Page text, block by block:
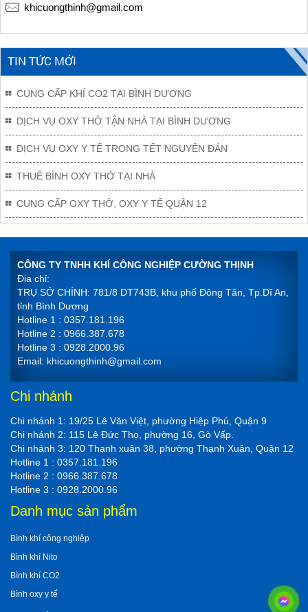
khicuongthinh@gmail.com
TIN TỨC MỚI
CUNG CẤP KHÍ CO2 TẠI BÌNH DƯƠNG
DỊCH VỤ OXY THỞ TẬN NHÀ TẠI BÌNH DƯƠNG
DỊCH VỤ OXY Y TẾ TRONG TẾT NGUYÊN ĐÁN
THUÊ BÌNH OXY THỞ TẠI NHÀ
CUNG CẤP OXY THỞ, OXY Y TẾ QUẬN 12
CÔNG TY TNHH KHÍ CÔNG NGHIỆP CƯỜNG THỊNH
Địa chỉ:
TRỤ SỞ CHÍNH: 781/8 DT743B, khu phố Đông Tân, Tp.Dĩ An,
tỉnh Bình Dương
Hotline 1 : 0357.181.196
Hotline 2 : 0966.387.678
Hotline 3 : 0928.2000.96
Email: khicuongthinh@gmail.com
Chi nhánh
Chi nhánh 1: 19/25 Lê Văn Việt, phường Hiệp Phú, Quận 9
Chi nhánh 2: 115 Lê Đức Thọ, phường 16, Gò Vấp.
Chi nhánh 3: 120 Thạnh xuân 38, phường Thạnh Xuân, Quận 12
Hotline 1 : 0357.181.196
Hotline 2 : 0966.387.678
Hotline 3 : 0928.2000.96
Danh mục sản phẩm
Bình khí công nghiệp
Bình khí Nito
Bình khí CO2
Bình oxy y tế